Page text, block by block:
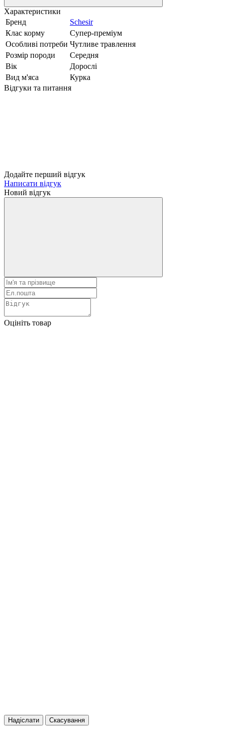
Характеристики
Бренд
Schesir
Клас корму
Супер-преміум
Особливі потреби Чутливе травлення
Розмір породи
Середня
Вік
Дорослі
Вид м'яса
Курка
Відгуки та питання
Додайте перший відгук
Написати відгук
Новий відгук
Оцініть товар
Надіслати Скасування